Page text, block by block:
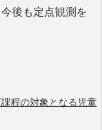
後も定点観測を
程の対象となる児童